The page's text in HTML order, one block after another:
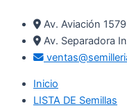
contenido
Av. Aviación
Av. Separadora
Inicio
LISTA DE Semillas